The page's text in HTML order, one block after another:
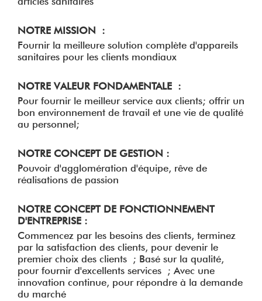
NOTRE MISSION :
Fournir la meilleure solution complète d'appareils
sanitaires pour les clients mondiaux
NOTRE VALEUR FONDAMENTALE :
Pour fournir le meilleur service aux clients; offrir un
bon environnement de travail et une vie de qualité
au personnel;
NOTRE CONCEPT DE GESTION :
Pouvoir d'agglomération d'équipe, rêve de
réalisations de passion
NOTRE CONCEPT DE FONCTIONNEMENT
D'ENTREPRISE :
Commencez par les besoins des clients, terminez
par la satisfaction des clients, pour devenir le
premier choix des clients ; Basé sur la qualité,
pour fournir d'excellents services ; Avec une
innovation continue, pour répondre à la demande
du marché